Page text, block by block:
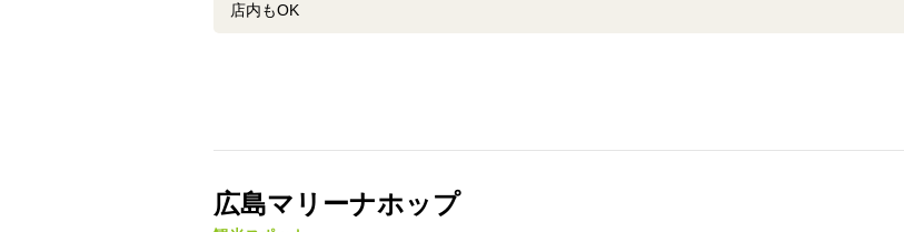
店内もOK
広島マリーナホップ